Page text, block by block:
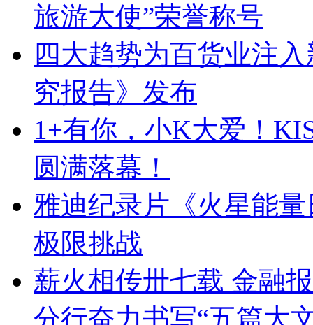
旅游大使”荣誉称号
四大趋势为百货业注
究报告》发布
1+有你，小K大爱！
圆满落幕！
雅迪纪录片《火星能
极限挑战
薪火相传卅七载 金融
分行奋力书写“五篇大